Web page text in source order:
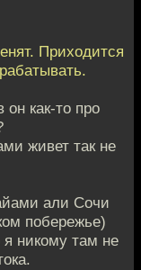
Приходится
как-то про
живет так не
али Сочи
побережье)
никому там не